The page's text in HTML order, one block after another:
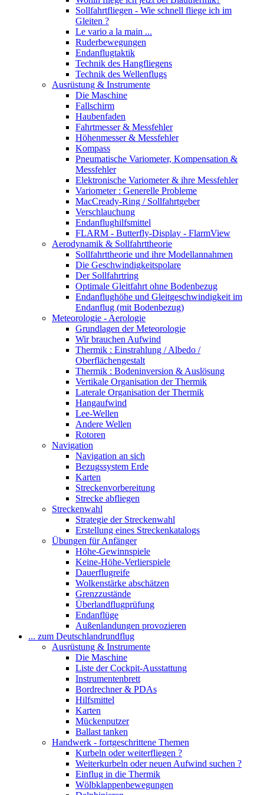
Sollfahrtfliegen - Wie schnell fliege ich im
Gleiten ?
Le vario a la main ...
Ruderbewegungen
Endanflugtaktik
Technik des Hangfliegens
Technik des Wellenflugs
Ausrüstung & Instrumente
Die Maschine
Fallschirm
Haubenfaden
Fahrtmesser & Messfehler
Höhenmesser & Messfehler
Kompass
Pneumatische Variometer, Kompensation &
Messfehler
Elektronische Variometer & ihre Messfehler
Variometer : Generelle Probleme
MacCready-Ring / Sollfahrtgeber
Verschlauchung
Endanflughilfsmittel
FLARM - Butterfly-Display - FlarmView
Aerodynamik & Sollfahrttheorie
Sollfahrttheorie und ihre Modellannahmen
Die Geschwindigkeitspolare
Der Sollfahrtring
Optimale Gleitfahrt ohne Bodenbezug
Endanflughöhe und Gleitgeschwindigkeit im
Endanflug (mit Bodenbezug)
Meteorologie - Aerologie
Grundlagen der Meteorologie
Wir brauchen Aufwind
Thermik : Einstrahlung / Albedo /
Oberflächengestalt
Thermik : Bodeninversion & Auslösung
Vertikale Organisation der Thermik
Laterale Organisation der Thermik
Hangaufwind
Lee-Wellen
Andere Wellen
Rotoren
Navigation
Navigation an sich
Bezugssystem Erde
Karten
Streckenvorbereitung
Strecke abfliegen
Streckenwahl
Strategie der Streckenwahl
Erstellung eines Streckenkatalogs
Übungen für Anfänger
Höhe-Gewinnspiele
Keine-Höhe-Verlierspiele
Dauerflugreife
Wolkenstärke abschätzen
Grenzzustände
Überlandflugprüfung
Endanflüge
Außenlandungen provozieren
... zum Deutschlandrundflug
Ausrüstung & Instrumente
Die Maschine
Liste der Cockpit-Ausstattung
Instrumentenbrett
Bordrechner & PDAs
Hilfsmittel
Karten
Mückenputzer
Ballast tanken
Handwerk - fortgeschrittene Themen
Kurbeln oder weiterfliegen ?
Weiterkurbeln oder neuen Aufwind suchen ?
Einflug in die Thermik
Wölbklappenbewegungen